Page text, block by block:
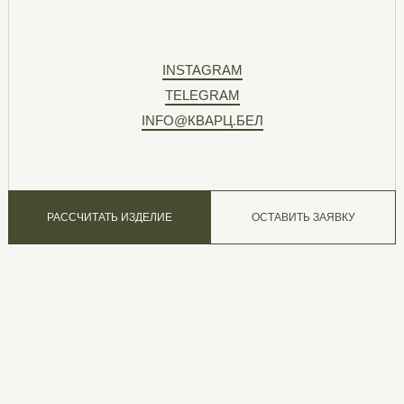
INFO@КВАРЦ.БЕЛ
TELEGRAM
INSTAGRAM
ОСТАВИТЬ ЗАЯВКУ
РАССЧИТАТЬ ИЗДЕЛИЕ